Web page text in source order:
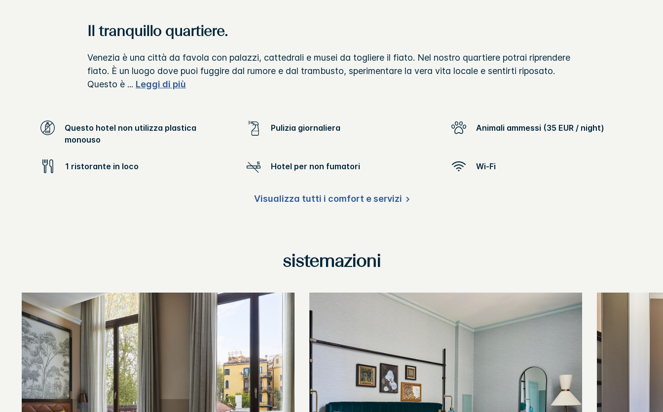
Il tranquillo quartiere.
Venezia è una città da favola con palazzi, cattedrali e musei da togliere il fiato. Nel nostro quartiere potrai riprendere
fiato. È un luogo dove puoi fuggire dal rumore e dal trambusto, sperimentare la vera vita locale e sentirti riposato.
Questo è ... Leggi di più
Questo hotel non utilizza plastica
monouso
Pulizia giornaliera Animali ammessi (35 EUR / night)
1 ristorante in loco Hotel per non fumatori Wi-Fi
Visualizza tutti i comfort e servizi
sistemazioni